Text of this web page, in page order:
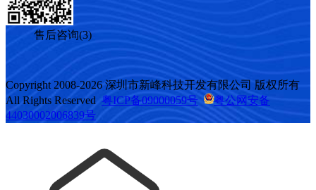
售后咨询(3)
Copyright 2008-2026 深圳市新峰科技开发有限公司 版权所有
All Rights Reserved 粤ICP备09000059号
粤公网安备
44030002006839号